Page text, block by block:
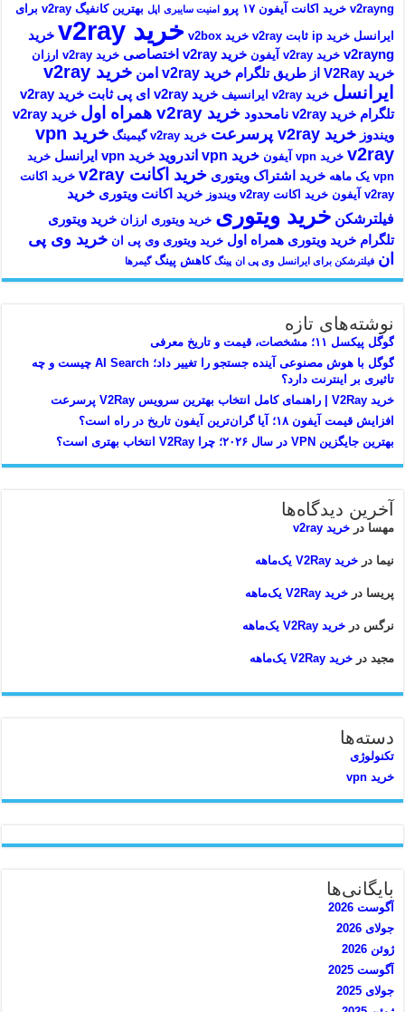
v2rayng خرید اکانت آیفون ۱۷ پرو امنیت سایبری اپل
بهترین کانفیگ v2ray برای
ایرانسل خرید ip ثابت v2ray خرید v2box خرید v2ray
خرید
v2rayng خرید v2ray آیفون خرید v2ray اختصاصی خرید v2ray ارزان
خرید V2Ray از طریق تلگرام خرید v2ray امن
خرید v2ray
ایرانسل خرید v2ray ایرانسیف خرید v2ray ای پی ثابت
خرید v2ray
تلگرام خرید v2ray نامحدود خرید v2ray همراه اول
خرید v2ray
ویندوز خرید v2ray پرسرعت خرید v2ray گیمینگ
خرید vpn
v2ray خرید vpn آیفون خرید vpn اندروید خرید vpn ایرانسل
خرید
vpn یک ماهه
خرید اشتراک ویتوری خرید اکانت v2ray
خرید اکانت
v2ray آیفون
خرید اکانت v2ray ویندوز خرید اکانت ویتوری خرید
فیلترشکن خرید ویتوری خرید ویتوری ارزان خرید ویتوری
تلگرام خرید ویتوری همراه اول خرید ویتوری وی پی ان خرید وی پی
ان فیلترشکن برای ایرانسل وی پی ان پینگ کاهش پینگ گیمرها
نوشته‌های تازه
گوگل پیکسل ۱۱؛ مشخصات، قیمت و تاریخ معرفی
گوگل با هوش مصنوعی آینده جستجو را تغییر داد؛ AI Search چیست و چه
تاثیری بر اینترنت دارد؟
خرید V2Ray | راهنمای کامل انتخاب بهترین سرویس V2Ray پرسرعت
افزایش قیمت آیفون ۱۸؛ آیا گران‌ترین آیفون تاریخ در راه است؟
بهترین جایگزین VPN در سال ۲۰۲۶؛ چرا V2Ray انتخاب بهتری است؟
آخرین دیدگاه‌ها
مهسا درخرید v2ray
نیما درخرید V2Ray یک‌ماهه
پریسا درخرید V2Ray یک‌ماهه
نرگس درخرید V2Ray یک‌ماهه
مجید درخرید V2Ray یک‌ماهه
دسته‌ها
تکنولوژی
خرید vpn
بایگانی‌ها
آگوست 2026
جولای 2026
ژوئن 2026
آگوست 2025
جولای 2025